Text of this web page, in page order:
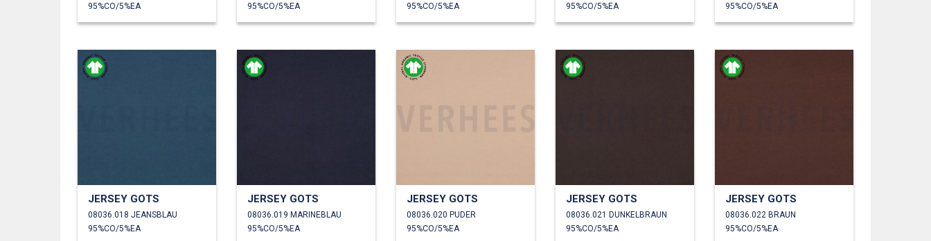
95%CO/5%EA
95%CO/5%EA
95%CO/5%EA
95%CO/5%EA
95%CO/5%EA
JERSEY GOTS
08036.018 JEANSBLAU
95%CO/5%EA
JERSEY GOTS
08036.019 MARINEBLAU
95%CO/5%EA
JERSEY GOTS
08036.020 PUDER
95%CO/5%EA
JERSEY GOTS
08036.021 DUNKELBRAUN
95%CO/5%EA
JERSEY GOTS
08036.022 BRAUN
95%CO/5%EA